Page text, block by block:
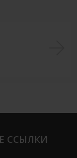
ССЫЛКИ